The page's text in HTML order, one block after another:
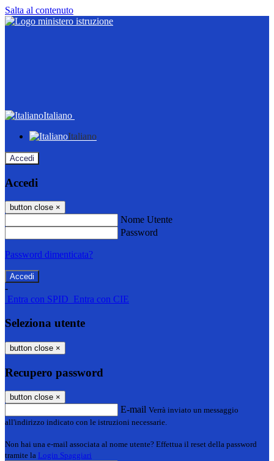
Salta al contenuto
Italiano
Italiano
Accedi
Accedi
button close ×
Nome Utente
Password
Password dimenticata?
-
Entra con SPID Entra con CIE
Seleziona utente
button close ×
Recupero password
button close ×
E-mail Verrà inviato un messaggio
all'indirizzo indicato con le istruzioni necessarie.
Non hai una e-mail associata al nome utente? Effettua il reset della password
tramite la Login Spaggiari